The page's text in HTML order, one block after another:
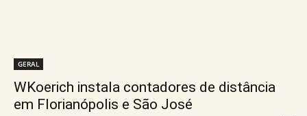
GERAL
WKoerich instala contadores de distância
em Florianópolis e São José